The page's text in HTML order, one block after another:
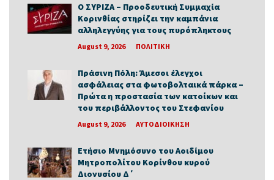
Ο ΣΥΡΙΖΑ – Προοδευτική Συμμαχία
Κορινθίας στηρίζει την καμπάνια
αλληλεγγύης για τους πυρόπληκτους
August 9, 2026 ΠΟΛΙΤΙΚΗ
Πράσινη Πόλη: Άμεσοι έλεγχοι
ασφάλειας στα φωτοβολταικά πάρκα –
Πρώτα η προστασία των κατοίκων και
του περιβάλλοντος του Στεφανίου
August 9, 2026 ΑΥΤΟΔΙΟΙΚΗΣΗ
Ετήσιο Μνημόσυνο του Αοιδίμου
Μητροπολίτου Κορίνθου κυρού
Διονυσίου Δ΄